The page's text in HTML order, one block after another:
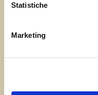
Statistiche
Marketing